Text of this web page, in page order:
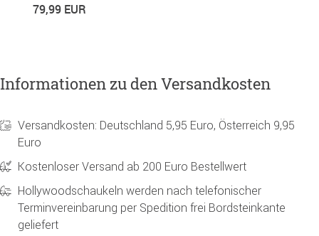
79,99 EUR
Informationen zu den Versandkosten
Versandkosten: Deutschland 5,95 Euro, Österreich 9,95
Euro
Kostenloser Versand ab 200 Euro Bestellwert
Hollywoodschaukeln werden nach telefonischer
Terminvereinbarung per Spedition frei Bordsteinkante
geliefert